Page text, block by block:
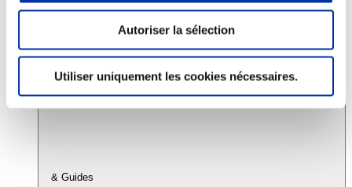
Autoriser la sélection
Utiliser uniquement les cookies nécessaires.
Juste rémunération et attractivité des métiers
Info-veille scientifique
Accords
& Guides